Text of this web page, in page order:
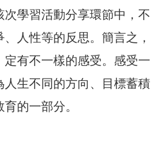
學習活動分享環節中，不
人性等的反思。簡言之，
有不一樣的感受。感受一
生不同的方向、目標蓄積
的一部分。